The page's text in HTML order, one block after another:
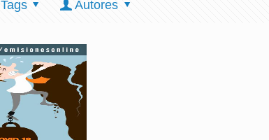
Tags Autores